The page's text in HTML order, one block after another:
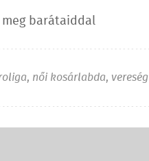
meg barátaiddal
, női kosárlabda, vereség